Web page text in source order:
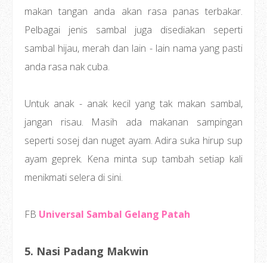
makan tangan anda akan rasa panas terbakar.
Pelbagai jenis sambal juga disediakan seperti
sambal hijau, merah dan lain - lain nama yang pasti
anda rasa nak cuba.
Untuk anak - anak kecil yang tak makan sambal,
jangan risau. Masih ada makanan sampingan
seperti sosej dan nuget ayam. Adira suka hirup sup
ayam geprek. Kena minta sup tambah setiap kali
menikmati selera di sini.
FB Universal Sambal Gelang Patah
5. Nasi Padang Makwin